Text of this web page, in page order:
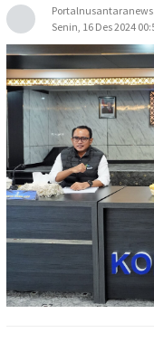
Senin, 16 Des 2024